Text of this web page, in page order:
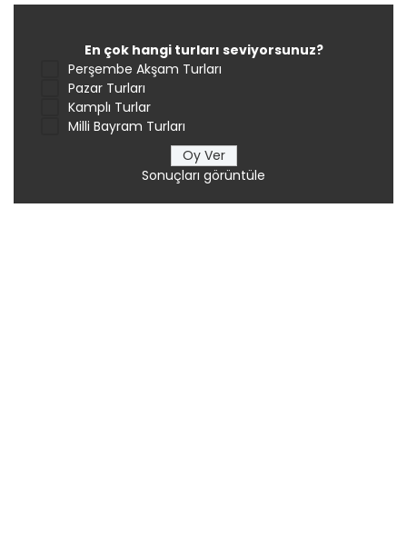
En çok hangi turları seviyorsunuz?
Perşembe Akşam Turları
Pazar Turları
Kamplı Turlar
Milli Bayram Turları
Sonuçları görüntüle